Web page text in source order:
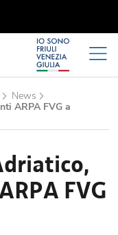
News
ARPA FVG a
FVG